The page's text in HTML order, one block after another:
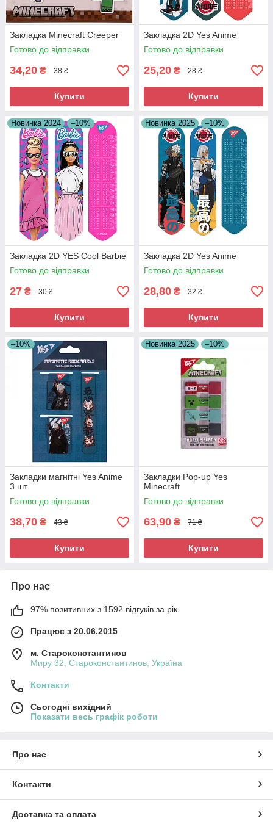
Закладка Minecraft Creeper
Готово до відправки
34,20 ₴ 38 ₴
Купити
Закладка 2D Yes Anime
Готово до відправки
25,20 ₴ 28 ₴
Купити
Новинка 2024 –10%
Закладка 2D YES Cool Barbie
Готово до відправки
27 ₴ 30 ₴
Купити
Новинка 2025 –10%
Закладка 2D Yes Anime
Готово до відправки
28,80 ₴ 32 ₴
Купити
–10%
Закладки магнітні Yes Anime
3 шт
Готово до відправки
38,70 ₴ 43 ₴
Купити
Новинка 2025 –10%
Закладки Pop-up Yes
Minecraft
Готово до відправки
63,90 ₴ 71 ₴
Купити
Про нас
97% позитивних з 1592 відгуків за рік
Працює з 20.06.2015
м. Староконстантинов
Миру 32, Староконстантинов, Україна
Контакти
Сьогодні вихідний
Показати весь графік роботи
Про нас
Контакти
Доставка та оплата